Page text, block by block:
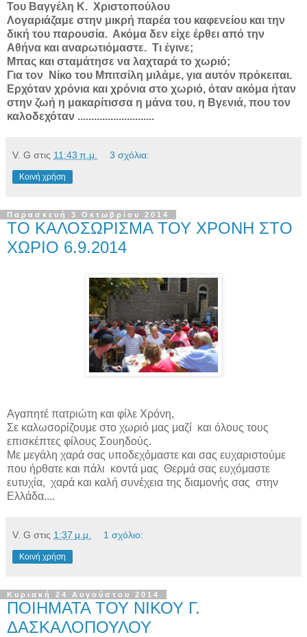
Του Βαγγέλη Κ. Χριστοπούλου
Λογαριάζαμε στην μικρή παρέα του καφενείου και την
δική του παρουσία. Ακόμα δεν είχε έρθει από την
Αθήνα και αναρωτιόμαστε. Τι έγινε;
Μπας και σταμάτησε να λαχταρά το χωριό;
Για τον
Νίκο του Μπιτσίλη μιλάμε, για αυτόν πρόκειται.
Ερχόταν χρόνια και χρόνια στο χωριό, όταν ακόμα ήταν
στην ζωή η μακαρίτισσα η μάνα του, η Bγενιά, που τον
καλοδεχόταν ............................
V. G στις 11:43 π.μ. 3 σχόλια:
Κοινή χρήση
Παρασκευή 3 Οκτωβρίου 2014
ΤΟ ΚΑΛΟΣΩΡΙΣΜΑ ΤΟΥ ΧΡΟΝΗ ΣΤΟ
ΧΩΡΙΟ 6.9.2014
Αγαπητέ πατριώτη και φίλε Χρόνη,
Σε καλωσορίζουμε στο χωριό μας μαζί και όλους τους
επισκέπτες φίλους Σουηδούς.
Με μεγάλη χαρά σας υποδεχόμαστε και σας ευχαριστούμε
που ήρθατε και πάλι κοντά μας Θερμά σας ευχόμαστε
ευτυχία, χαρά και καλή συνέχεια της διαμονής σας στην
Ελλάδα....
V. G στις 1:37 μ.μ. 1 σχόλιο:
Κοινή χρήση
Κυριακή 24 Αυγούστου 2014
ΠΟΙΗΜΑΤΑ ΤΟΥ ΝΙΚΟΥ Γ.
ΔΑΣΚΑΛΟΠΟΥΛΟΥ